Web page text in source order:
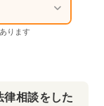
ります
相談をした